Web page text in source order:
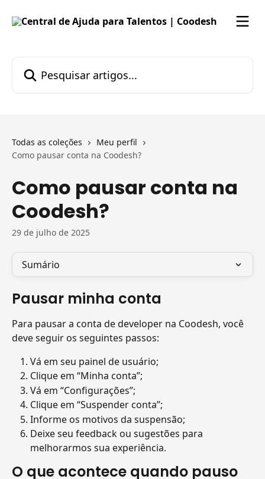
Todas as coleções
Meu perfil
Como pausar conta na Coodesh?
Como pausar conta na
Coodesh?
29 de julho de 2025
Sumário
Pausar minha conta
Para pausar a conta de developer na Coodesh, você
deve seguir os seguintes passos:
Vá em seu painel de usuário;
Clique em “Minha conta”;
Vá em “Configurações”;
Clique em “Suspender conta”;
Informe os motivos da suspensão;
Deixe seu feedback ou sugestões para
melhorarmos sua experiência.
O que acontece quando pauso